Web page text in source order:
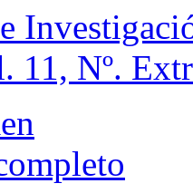
11, Nº.